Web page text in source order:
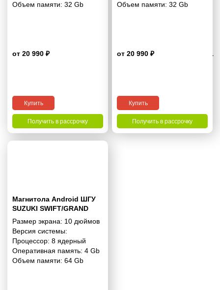
Объем памяти: 32 Gb
от 20 990 ₽ 4.1
Купить
Получить в рассрочку
Объем памяти: 32 Gb
от 20 990 ₽
Купить
Получить в рассрочку
Магнитола Android ШГУ
SUZUKI SWIFT/GRAND
VITARA 2009-2017 10
дюймов - 10.1 4/64 Гб Pro
Размер экрана: 10 дюймов
Версия системы:
Процессор: 8 ядерный
Оперативная память: 4 Gb
Объем памяти: 64 Gb